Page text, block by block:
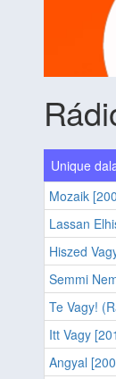
Unique
Mozaik
Lassan
Hiszed
Semmi
Te Vagy!
Itt Vagy
Angyal